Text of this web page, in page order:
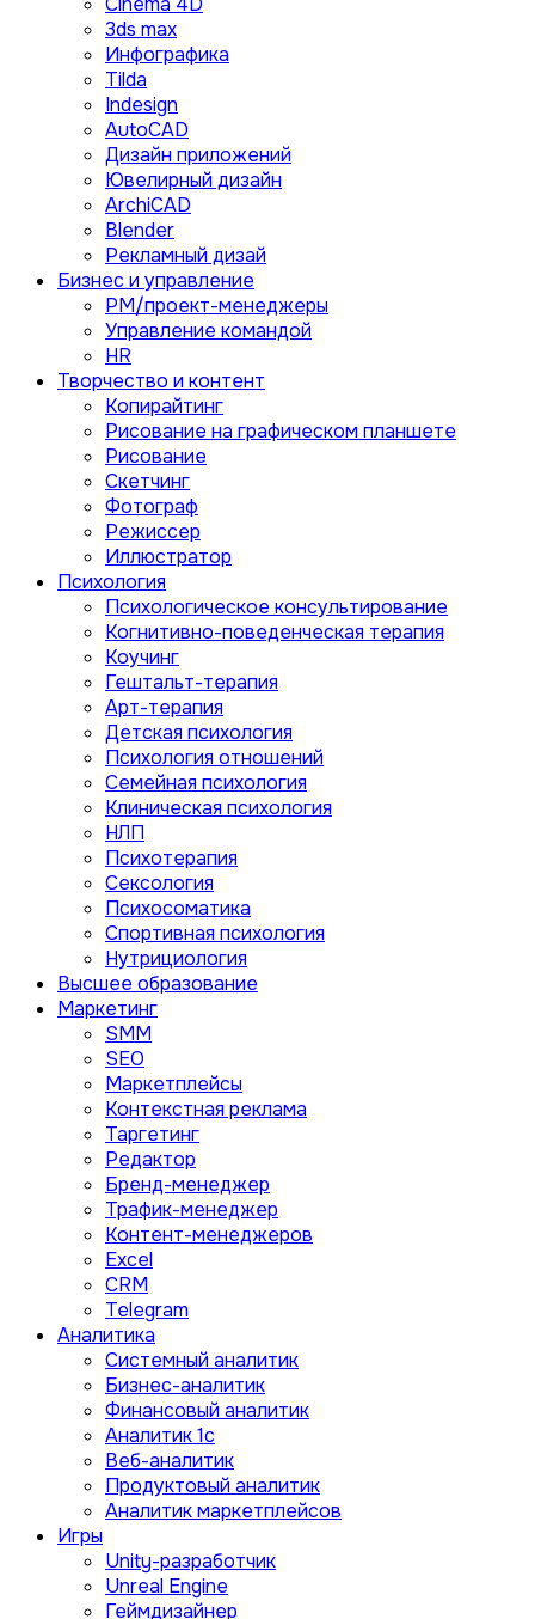
3ds max
Инфографика
Tilda
Indesign
AutoCAD
Дизайн приложений
Ювелирный дизайн
ArchiCAD
Blender
Рекламный дизай
Бизнес и управление
PM/проект-менеджеры
Управление командой
HR
Творчество и контент
Копирайтинг
Рисование на графическом планшете
Рисование
Скетчинг
Фотограф
Режиссер
Иллюстратор
Психология
Психологическое консультирование
Когнитивно-поведенческая терапия
Коучинг
Гештальт-терапия
Арт-терапия
Детская психология
Психология отношений
Семейная психология
Клиническая психология
НЛП
Психотерапия
Сексология
Психосоматика
Спортивная психология
Нутрициология
Высшее образование
Маркетинг
SMM
SEO
Маркетплейсы
Контекстная реклама
Таргетинг
Редактор
Бренд-менеджер
Трафик-менеджер
Контент-менеджеров
Excel
CRM
Telegram
Аналитика
Системный аналитик
Бизнес-аналитик
Финансовый аналитик
Aналитик 1с
Веб-аналитик
Продуктовый аналитик
Аналитик маркетплейсов
Игры
Unity-разработчик
Unreal Engine
Геймдизайнер